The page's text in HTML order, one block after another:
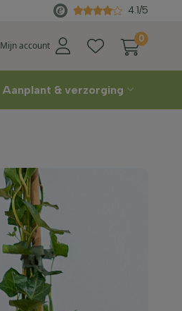
4.1/5
Mijn account
0
Aanplant & verzorging